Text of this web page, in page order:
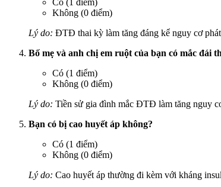
Không (0 điểm)
Lý do: ĐTĐ thai kỳ làm tăng đáng kể nguy cơ
Bố mẹ và anh chị em ruột của bạn có mắc đái
Có (1 điểm)
Không (0 điểm)
Lý do: Tiền sử gia đình mắc ĐTĐ làm tăng nguy
Bạn có bị cao huyết áp không?
Có (1 điểm)
Không (0 điểm)
Lý do: Cao huyết áp thường đi kèm với kháng